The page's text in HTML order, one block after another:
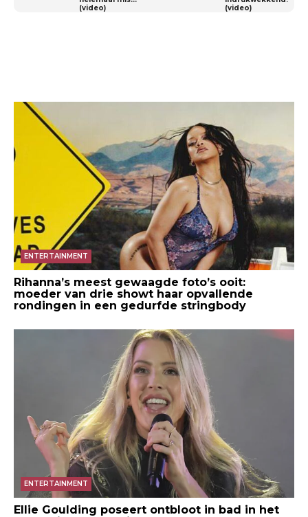
(video)
(video)
ENTERTAINMENT
Rihanna’s meest gewaagde foto’s ooit:
moeder van drie showt haar opvallende
rondingen in een gedurfde stringbody
ENTERTAINMENT
Ellie Goulding poseert ontbloot in bad in het